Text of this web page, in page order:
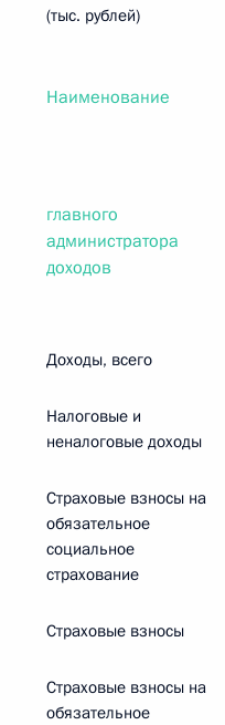
(тыс. рублей)
Наименование
главного
администратора
доходов
Доходы, всего
Налоговые и
неналоговые доходы
Страховые взносы на
обязательное
социальное
страхование
Страховые взносы
Страховые взносы на
обязательное